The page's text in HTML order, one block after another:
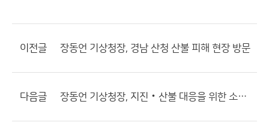
이전글 장동언 기상청장, 경남 산청 산불 피해 현장 방문
다음글 장동언 기상청장, 지진‧산불 대응을 위한 소통체계 점검